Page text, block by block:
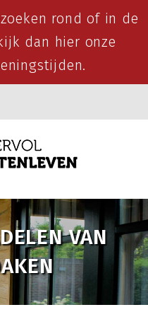
rond of in de
dan hier onze
VAN